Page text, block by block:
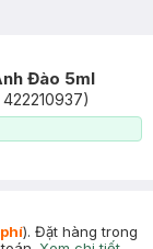
Đào 5ml
422210937)
). Đặt hàng trong